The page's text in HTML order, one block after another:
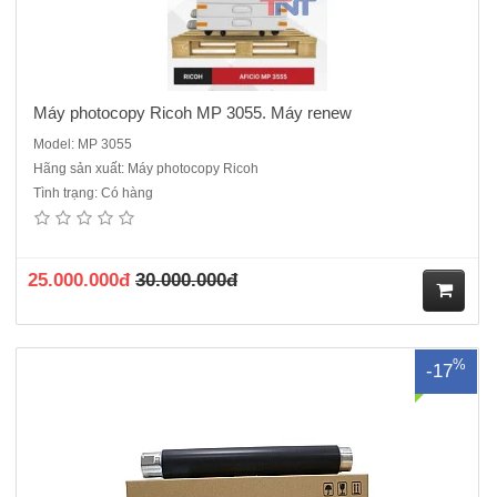
Máy photocopy Ricoh MP 3055. Máy renew
Model: MP 3055
Hãng sản xuất: Máy photocopy Ricoh
Tình trạng: Có hàng
25.000.000đ 30.000.000đ
ua
-17%
Lụa sấy thường được dùng cho các dong máy ricoh 2554-